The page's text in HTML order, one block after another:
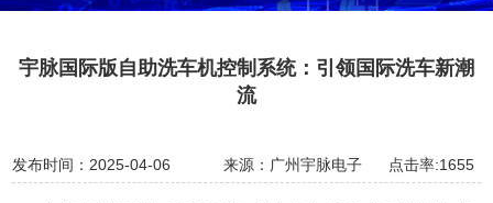
宇脉国际版自助洗车机控制系统：引领国际洗车新潮
流
发布时间：2025-04-06 来源：广州宇脉电子 点击率:1655